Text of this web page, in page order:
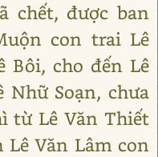
chết, được ban
con trai Lê
Bôi, cho đến Lê
Soạn, chưa
từ Lê Văn Thiết
Lê Văn Lâm con